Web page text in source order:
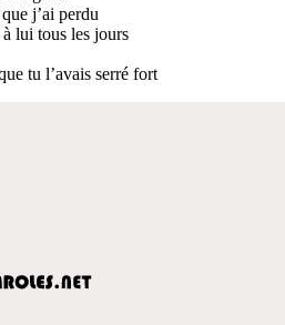
j’ai perdu
lui tous les jours
tu l’avais serré fort